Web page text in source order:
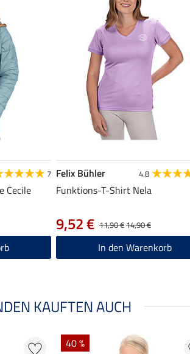
7
Cecile
Felix Bühler 4.8
Funktions-T-Shirt Nela
11,90 €14,90 €
9,52 €
In den Warenkorb
KAUFTEN AUCH
40 %